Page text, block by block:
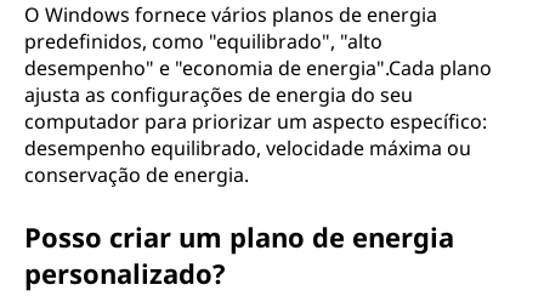
O Windows fornece vários planos de energia
predefinidos, como "equilibrado", "alto
desempenho" e "economia de energia".Cada plano
ajusta as configurações de energia do seu
computador para priorizar um aspecto específico:
desempenho equilibrado, velocidade máxima ou
conservação de energia.
Posso criar um plano de energia
personalizado?